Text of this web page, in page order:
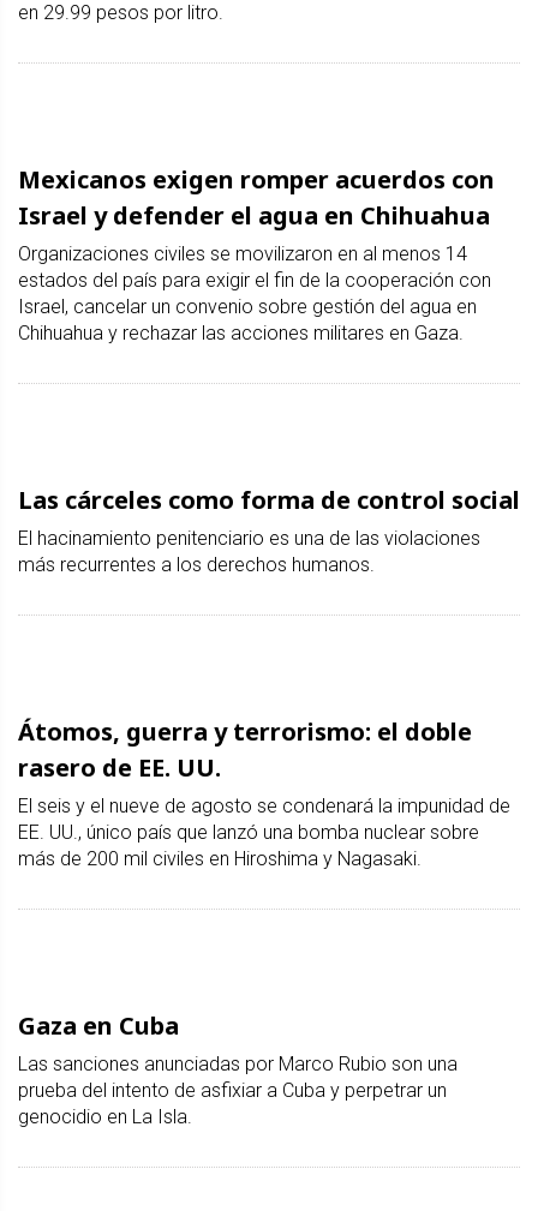
en 29.99 pesos por litro.
Mexicanos exigen romper acuerdos con
Israel y defender el agua en Chihuahua
Organizaciones civiles se movilizaron en al menos 14
estados del país para exigir el fin de la cooperación con
Israel, cancelar un convenio sobre gestión del agua en
Chihuahua y rechazar las acciones militares en Gaza.
Las cárceles como forma de control social
El hacinamiento penitenciario es una de las violaciones
más recurrentes a los derechos humanos.
Átomos, guerra y terrorismo: el doble
rasero de EE. UU.
El seis y el nueve de agosto se condenará la impunidad de
EE. UU., único país que lanzó una bomba nuclear sobre
más de 200 mil civiles en Hiroshima y Nagasaki.
Gaza en Cuba
Las sanciones anunciadas por Marco Rubio son una
prueba del intento de asfixiar a Cuba y perpetrar un
genocidio en La Isla.